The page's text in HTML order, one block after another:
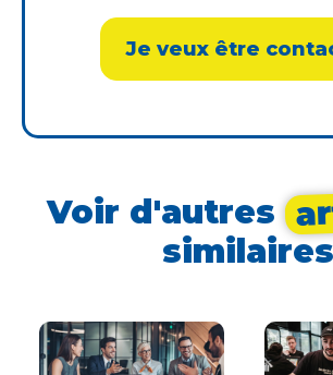
Je veux être
Voir d'autres
similaires